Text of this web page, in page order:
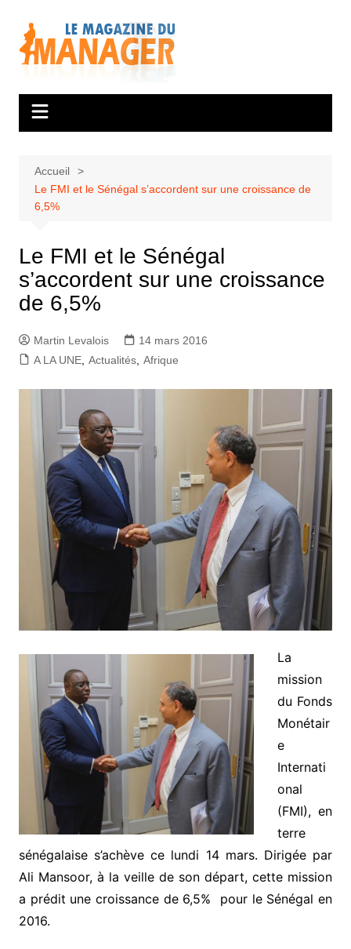
contenu
Accueil
Le FMI et le Sénégal s’accordent sur une croissance de
6,5%
Le FMI et le Sénégal
s’accordent sur une croissance
de 6,5%
Martin Levalois
14 mars 2016
A LA UNE, Actualités, Afrique
La
mission
du Fonds
Monétair
e
Internati
onal
(FMI), en
terre
sénégalaise s’achève ce lundi 14 mars. Dirigée par
Ali Mansoor, à la veille de son départ, cette mission
a prédit une croissance de 6,5% pour le Sénégal en
2016.